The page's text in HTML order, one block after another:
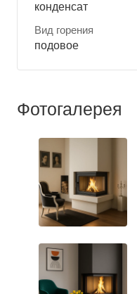
конденсат
Вид горения
подовое
Фотогалерея